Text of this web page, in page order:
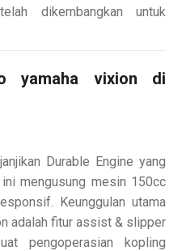
dikembangkan untuk
yamaha vixion di
Durable Engine yang
mengusung mesin 150cc
Keunggulan utama
adalah fitur assist & slipper
pengoperasian kopling